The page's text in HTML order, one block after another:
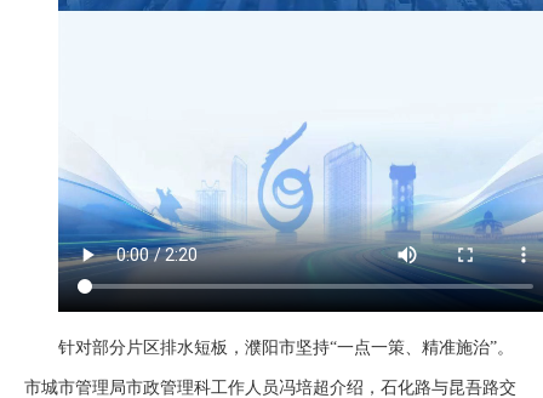
针对部分片区排水短板， 濮阳市坚持“一点一策、精准施治”。
市城市管理局市政管理科工作人员冯培超介绍，石化路与昆吾路交